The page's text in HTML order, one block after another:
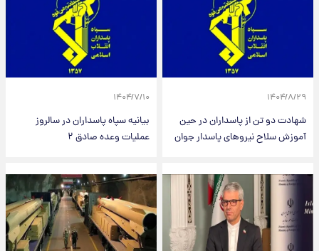
۱۴۰۴/۸/۲۹
شهادت دو تن از پاسداران در حین
آموزش سلاح نیروهای پاسدار جوان
۱۴۰۴/۷/۱۰
بیانیه‌ سپاه پاسداران در سالروز
عملیات وعده صادق ۲